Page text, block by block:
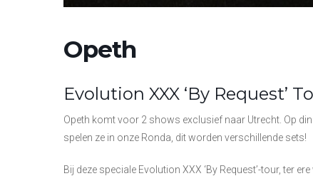
Opeth
Evolution XXX ‘By Request’
Opeth komt voor 2 shows exclusief naar Utrecht. Op
spelen ze in onze Ronda, dit worden verschillende sets!
Bij deze speciale Evolution XXX ‘By Request’-tour, ter